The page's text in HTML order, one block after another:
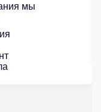
мы